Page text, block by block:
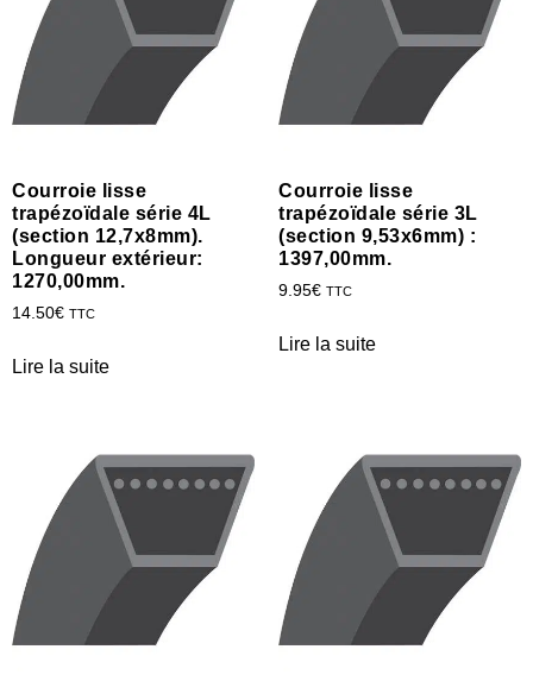
Courroie lisse
trapézoïdale série 4L
(section 12,7x8mm).
Longueur extérieur:
1270,00mm.
14.50€ TTC
Lire la suite
Courroie lisse
trapézoïdale série 3L
(section 9,53x6mm) :
1397,00mm.
9.95€ TTC
Lire la suite